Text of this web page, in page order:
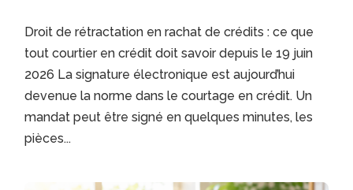
Droit de rétractation en rachat de crédits : ce que
tout courtier en crédit doit savoir depuis le 19 juin
2026 La signature électronique est aujourd’hui
devenue la norme dans le courtage en crédit. Un
mandat peut être signé en quelques minutes, les
pièces...